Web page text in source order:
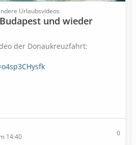
Urlaubsvideos
und wieder
der Donaukreuzfahrt:
14:40
0